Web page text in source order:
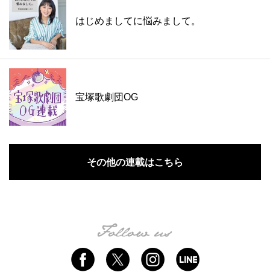
はじめましてに悩みまして。
宝塚歌劇団OG
その他の連載はこちら